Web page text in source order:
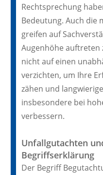
Rechtsprechung
Bedeutung. Auch die
greifen auf
Augenhöhe auftreten
nicht auf einen
verzichten, um Ihre
zähen und
insbesondere bei
verbessern.
Unfallgutachten
Begriffserklärung
Der Begriff